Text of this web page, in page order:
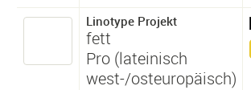
Linotype Projekt
fett
Pro (lateinisch
west-/osteuropäisch)